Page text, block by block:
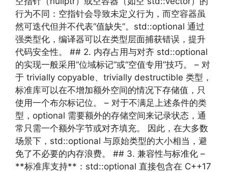
行为不同：空指针会导致未定义行为，而空容器虽
然可迭代但并不代表“值缺失”。std::optional 通过
强类型化，编译器可以在类型层面捕获错误，提升
代码安全性。 ## 2. 内存占用与对齐 std::optional
的实现一般采用“位域标记”或“空值专用”技巧。 – 对
于 trivially copyable、trivially destructible 类型，
标准库可以在不增加额外空间的情况下存储值，只
使用一个布尔标记位。 – 对于不满足上述条件的类
型，optional 需要额外的存储空间来记录状态，通
常只需一个额外字节或对齐填充。 因此，在大多数
场景下，std::optional 与原始类型的大小相当，避
免了不必要的内存浪费。 ## 3. 兼容性与标准化 –
**标准库支持**：std::optional 直接包含在 C++17